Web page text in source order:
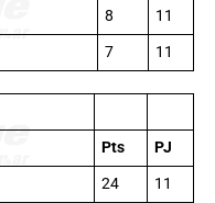
8
11
7 11
Pts
PJ
24
11